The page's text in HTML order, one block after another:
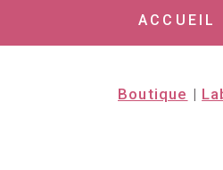
ACCUEIL
Boutique |